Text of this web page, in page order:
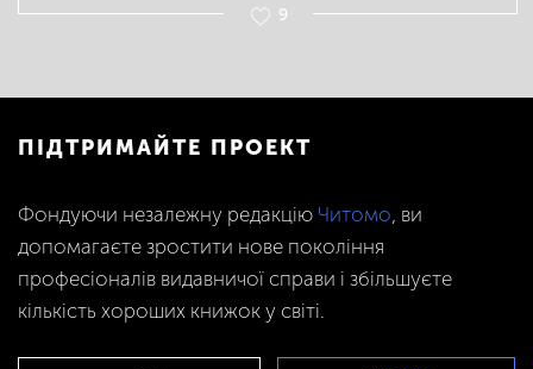
9
ПІДТРИМАЙТЕ ПРОЕКТ
Фондуючи незалежну редакцію Читомо, ви
допомагаєте зростити нове покоління
професіоналів видавничої справи і збільшуєте
кількість хороших книжок у світі.